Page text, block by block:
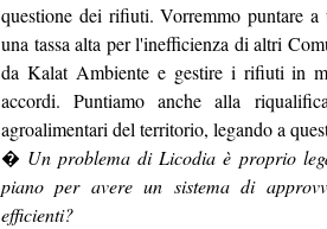
questione dei rifiuti. Vorremmo puntare
una tassa alta per l'inefficienza di altri
da Kalat Ambiente e gestire i rifiuti in
accordi. Puntiamo anche alla
agroalimentari del territorio, legando a
� Un problema di Licodia è proprio
piano per avere un sistema di
efficienti?